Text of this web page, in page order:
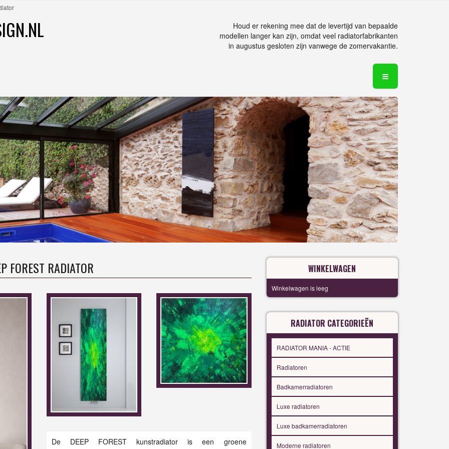
Houd er rekening mee dat de levertijd van bepaalde
modellen langer kan zijn, omdat veel radiatorfabrikanten
in augustus gesloten zijn vanwege de zomervakantie.
FOREST RADIATOR
De DEEP FOREST kunstradiator is een groene
WINKELWAGEN
Winkelwagen is leeg
RADIATOR CATEGORIEËN
RADIATOR MANIA - ACTIE
Radiatoren
Badkamerradiatoren
Luxe radiatoren
Luxe badkamerradiatoren
Moderne radiatoren